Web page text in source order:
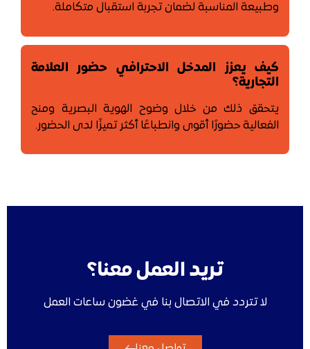
وطبيعة المناسبة لضمان تجربة استقبال متكاملة.
كيف يعزز المدخل الاحترافي حضور العلامة
التجارية؟
يتحقق ذلك من خلال وضوح الهوية البصرية ومنح
الفعالية حضورًا أقوى وانطباعًا أكثر تميزًا لدى الحضور.
تريد العمل معنا؟
لا تتردد في الاتصال بنا في غضون ساعات العمل